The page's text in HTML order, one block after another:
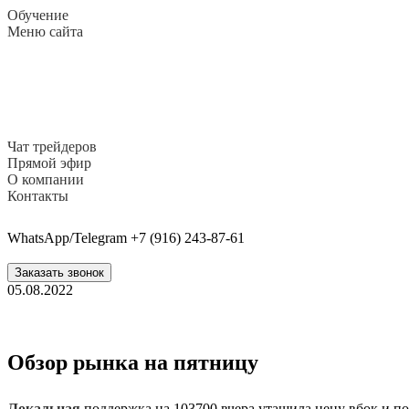
Обучение
Меню сайта
Чат трейдеров
Прямой эфир
О компании
Контакты
WhatsApp/Telegram +7 (916) 243-87-61
Заказать звонок
05.08.2022
Обзор рынка на пятницу